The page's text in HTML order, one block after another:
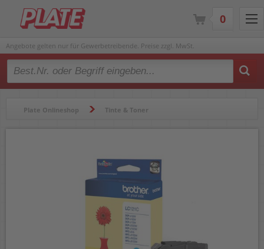
Angebote gelten nur für Gewerbetreibende. Preise zzgl. MwSt.
Type 2 or more characters for results.
Plate Onlineshop Tinte & Toner
Brother Tintenpatrone LC-121C
0